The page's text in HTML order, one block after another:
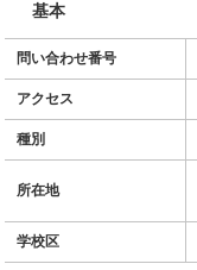
基本
問い合わせ番号
アクセス
種別
所在地
学校区